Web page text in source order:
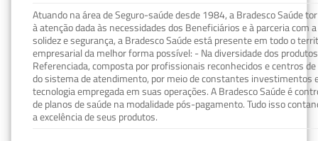
Atuando na área de Seguro-saúde desde 1984, a Bradesco Saúde
à atenção dada às necessidades dos Beneficiários e à parceria com
solidez e segurança, a Bradesco Saúde está presente em todo o
empresarial da melhor forma possível: - Na diversidade dos
Referenciada, composta por profissionais reconhecidos e centros
do sistema de atendimento, por meio de constantes investimentos
tecnologia empregada em suas operações. A Bradesco Saúde é
de planos de saúde na modalidade pós-pagamento. Tudo isso
a excelência de seus produtos.